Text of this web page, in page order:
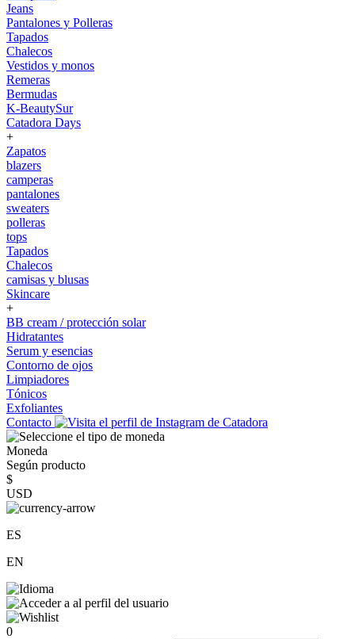
Jeans
Pantalones y Polleras
Tapados
Chalecos
Vestidos y monos
Remeras
Bermudas
K-BeautySur
Catadora Days
+
Zapatos
blazers
camperas
pantalones
sweaters
polleras
tops
Tapados
Chalecos
camisas y blusas
Skincare
+
BB cream / protección solar
Hidratantes
Serum y esencias
Contorno de ojos
Limpiadores
Tónicos
Exfoliantes
Contacto
Moneda
Según producto
$
USD
ES
EN
0